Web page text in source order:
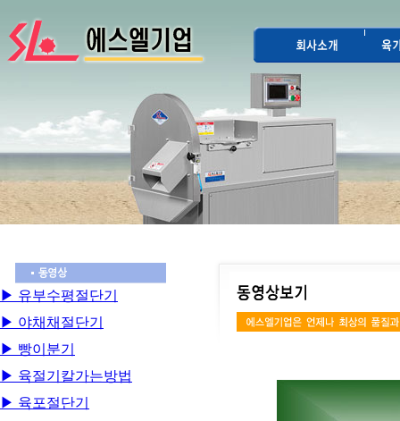
▶ 유부수평절단기
▶ 야채채절단기
▶ 빵이분기
▶ 육절기칼가는방법
▶ 육포절단기